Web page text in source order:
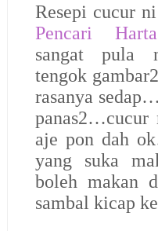
Resepi cucur
Pencari
sangat pula
tengok
rasanya
panas2…cucur
aje pon dah
yang suka
boleh makan
sambal kicap